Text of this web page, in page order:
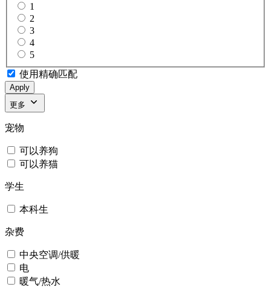
1
2
3
4
5
使用精确匹配
Apply
更多
宠物
可以养狗
可以养猫
学生
本科生
杂费
中央空调/供暖
电
暖气/热水